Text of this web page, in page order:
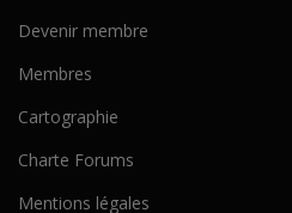
Devenir membre
Membres
Cartographie
Charte Forums
Mentions légales